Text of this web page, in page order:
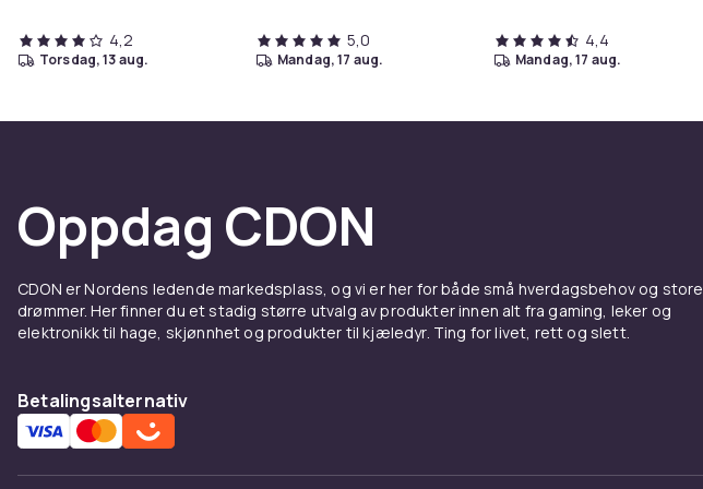
4,2
torsdag, 13 aug.
5,0
mandag, 17 aug.
4,4
mandag, 17 aug.
Oppdag CDON
CDON er Nordens ledende markedsplass, og vi er her for både små hverdagsbehov og store
drømmer. Her finner du et stadig større utvalg av produkter innen alt fra gaming, leker og
elektronikk til hage, skjønnhet og produkter til kjæledyr. Ting for livet, rett og slett.
Betalingsalternativ